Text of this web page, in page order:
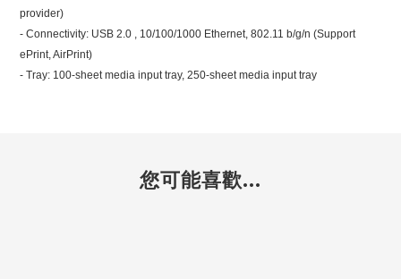
provider)
- Connectivity: USB 2.0 , 10/100/1000 Ethernet, 802.11 b/g/n (Support
ePrint, AirPrint)
- Tray: 100-sheet media input tray, 250-sheet media input tray
您可能喜歡...